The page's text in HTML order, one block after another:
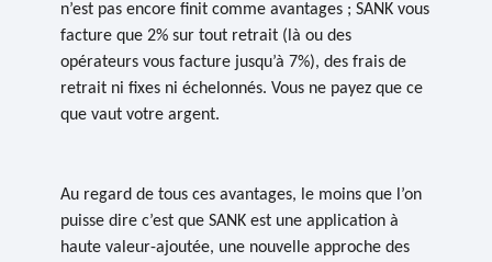
n’est pas encore finit comme avantages ; SANK vous
facture que2% sur tout retrait (là ou des
opérateurs vous facture jusqu’à 7%), des frais de
retrait ni fixes ni échelonnés. Vous ne payez que ce
que vaut votre argent.
Au regard de tous ces avantages, le moins que l’on
puisse dire c’est queSANK est une application à
haute valeur-ajoutée, une nouvelle approche des